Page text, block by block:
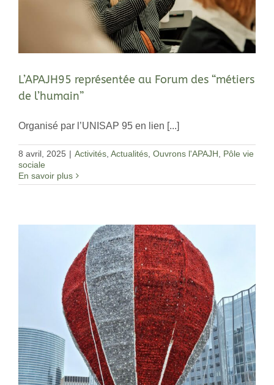
L’APAJH95 représentée au Forum des “métiers
de l’humain”
Organisé par l’UNISAP 95 en lien [...]
8 avril, 2025 | Activités Actualités Ouvrons l'APAJH
Pôle vie
sociale
En savoir plus